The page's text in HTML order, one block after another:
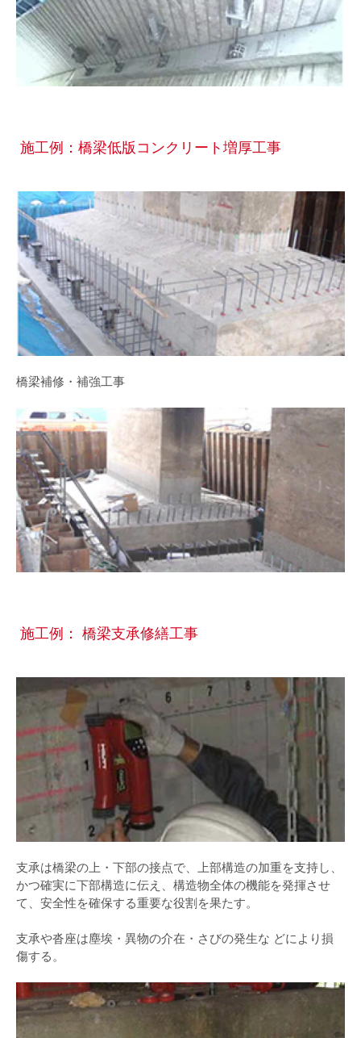
施工例：橋梁低版コンクリート増厚工事
橋梁補修・補強工事
施工例： 橋梁支承修繕工事
支承は橋梁の上・下部の接点で、上部構造の加重を支持し、
かつ確実に下部構造に伝え、構造物全体の機能を発揮させ
て、安全性を確保する重要な役割を果たす。
支承や沓座は塵埃・異物の介在・さびの発生な どにより損
傷する。